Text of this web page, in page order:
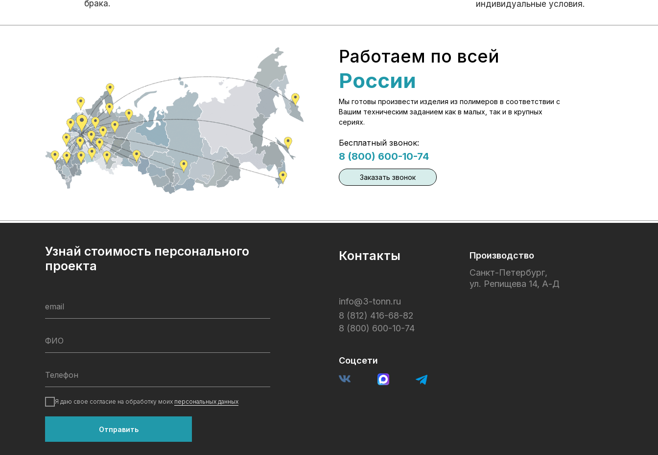
брака.
индивидуальные условия.
Работаем по всей
России
Мы готовы произвести изделия из полимеров в соответствии с
Вашим техническим заданием как в малых, так и в крупных
сериях.
Бесплатный звонок:
8 (800) 600-10-74
Заказать звонок
info@3-tonn.ru
8 (800) 600-10-74
8 (812) 416-68-82
Производство
Санкт-Петербург,
ул. Репищева 14, А-Д
Узнай стоимость персонального
проекта
Контакты
Соцсети
email
ФИО
Телефон
Я даю свое согласие на обработку моих персональных данных
Отправить